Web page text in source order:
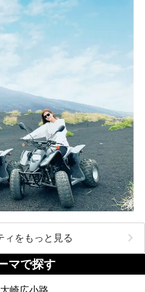
ィをもっと見る
マで探す